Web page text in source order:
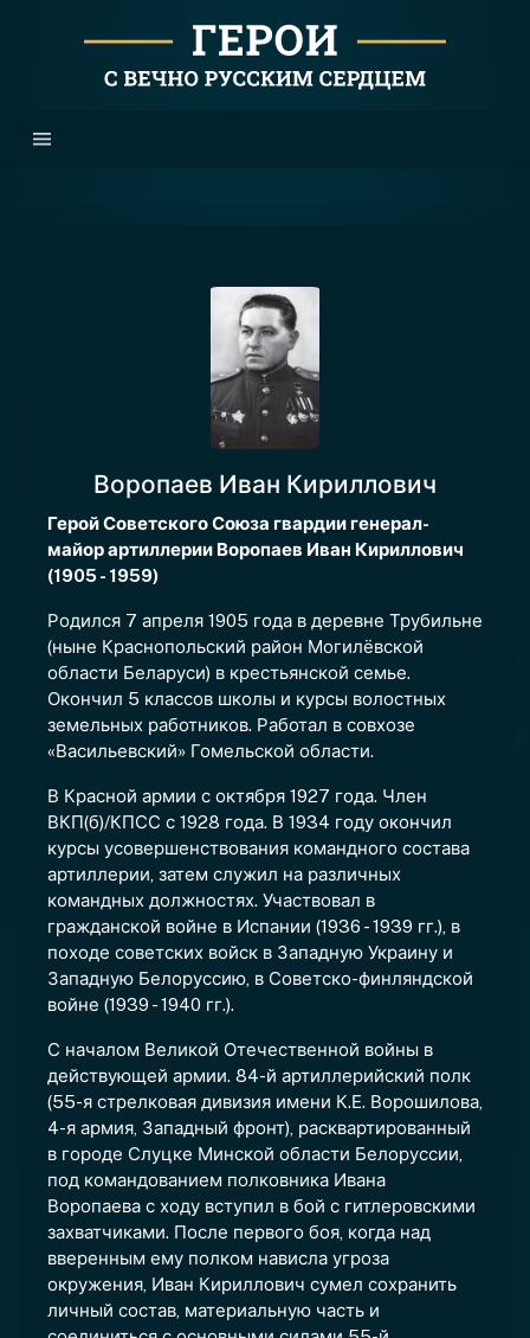
Воропаев Иван Кириллович
Герой Советского Союза гвардии генерал-
майор артиллерии Воропаев Иван Кириллович
(1905 - 1959)
Родился 7 апреля 1905 года в деревне Трубильне
(ныне Краснопольский район Могилёвской
области Беларуси) в крестьянской семье.
Окончил 5 классов школы и курсы волостных
земельных работников. Работал в совхозе
«Васильевский» Гомельской области.
В Красной армии с октября 1927 года. Член
ВКП(б)/КПСС с 1928 года. В 1934 году окончил
курсы усовершенствования командного состава
артиллерии, затем служил на различных
командных должностях. Участвовал в
гражданской войне в Испании (1936 - 1939 гг.), в
походе советских войск в Западную Украину и
Западную Белоруссию, в Советско-финляндской
войне (1939 - 1940 гг.).
С началом Великой Отечественной войны в
действующей армии. 84-й артиллерийский полк
(55-я стрелковая дивизия имени К.Е. Ворошилова,
4-я армия, Западный фронт), расквартированный
в городе Слуцке Минской области Белоруссии,
под командованием полковника Ивана
Воропаева с ходу вступил в бой с гитлеровскими
захватчиками. После первого боя, когда над
вверенным ему полком нависла угроза
окружения, Иван Кириллович сумел сохранить
личный состав, материальную часть и